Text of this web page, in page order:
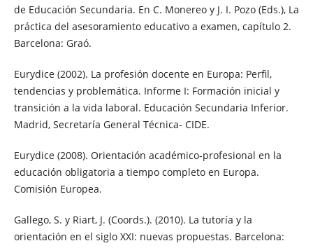
de Educación Secundaria. En C. Monereo y J. I. Pozo (Eds.), La
práctica del asesoramiento educativo a examen, capítulo 2.
Barcelona: Graó.
Eurydice (2002). La profesión docente en Europa: Perfil,
tendencias y problemática. Informe I: Formación inicial y
transición a la vida laboral. Educación Secundaria Inferior.
Madrid, Secretaría General Técnica- CIDE.
Eurydice (2008). Orientación académico-profesional en la
educación obligatoria a tiempo completo en Europa.
Comisión Europea.
Gallego, S. y Riart, J. (Coords.). (2010). La tutoría y la
orientación en el siglo XXI: nuevas propuestas. Barcelona: